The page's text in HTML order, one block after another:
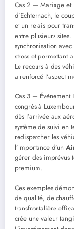
Cas 2 — Mariage et
d’Echternach, le
et un relais pour
entre plusieurs sites.
synchronisation
stress et permettant
Le recours à des
a renforcé l’aspect
Cas 3 — Événement
congrès à
dès l’arrivée aux
système de suivi en
redispatcher les
l’importance d’un
gérer des imprévus
premium.
Ces exemples
de qualité, de
transfrontalière
crée une valeur